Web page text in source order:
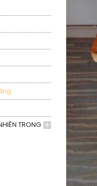
TRONG